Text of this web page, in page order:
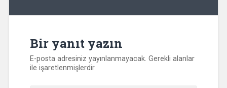
Bir yanıt yazın
E-posta adresiniz yayınlanmayacak. Gerekli alanlar
ile işaretlenmişlerdir